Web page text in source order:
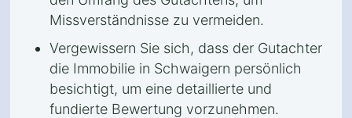
Missverständnisse zu vermeiden.
Vergewissern Sie sich, dass der Gutachter
die Immobilie in Schwaigern persönlich
besichtigt, um eine detaillierte und
fundierte Bewertung vorzunehmen.